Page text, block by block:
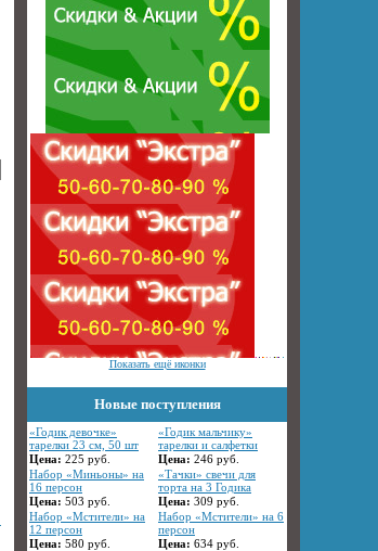
Показать ещё иконки
Новые поступления
«Годик девочке»
тарелки 23 см, 50 шт
Цена: 225 руб.
«Годик мальчику»
тарелки и салфетки
Цена: 246 руб.
Набор «Миньоны» на
16 персон
Цена: 503 руб.
«Тачки» свечи для
торта на 3 Годика
Цена: 309 руб.
Набор «Мстители» на
12 персон
Цена: 580 руб.
Набор «Мстители» на 6
персон
Цена: 634 руб.